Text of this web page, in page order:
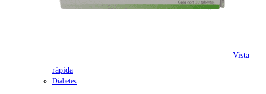
Vista
rápida
Diabetes